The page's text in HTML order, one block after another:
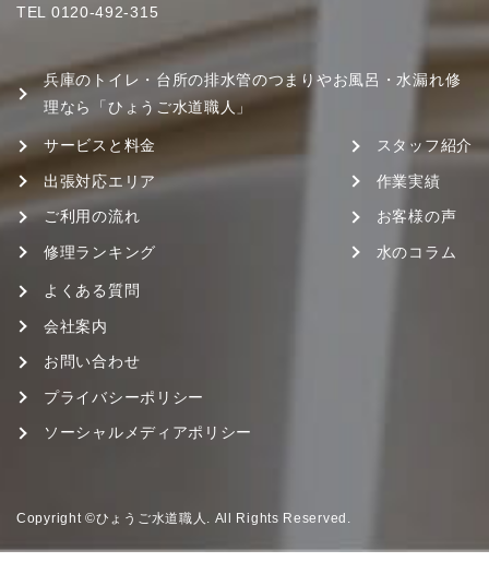
TEL 0120-492-315
兵庫のトイレ・台所の排水管のつまりやお風呂・水漏れ修
理なら「ひょうご水道職人」
サービスと料金
出張対応エリア
ご利用の流れ
修理ランキング
スタッフ紹介
作業実績
お客様の声
水のコラム
よくある質問
会社案内
お問い合わせ
プライバシーポリシー
ソーシャルメディアポリシー
Copyright ©ひょうご水道職人. All Rights Reserved.